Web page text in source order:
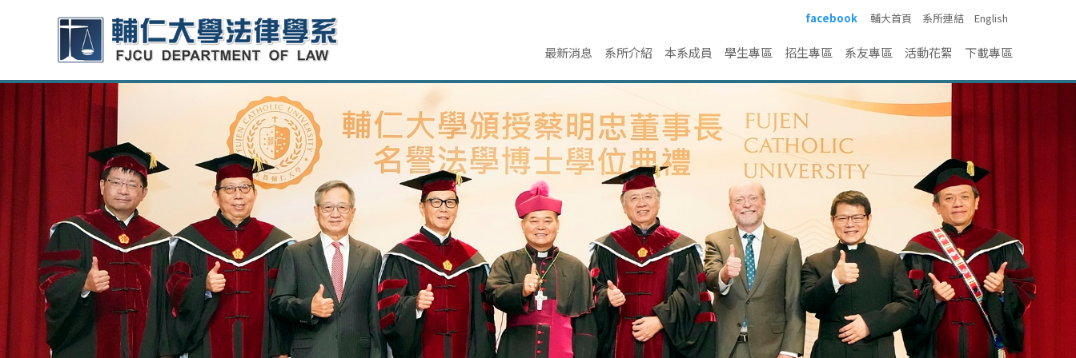
facebook 輔大首頁 系所連結 English
最新消息 系所介紹 本系成員 學生專區 招生專區 系友專區 活動花絮 下載專區